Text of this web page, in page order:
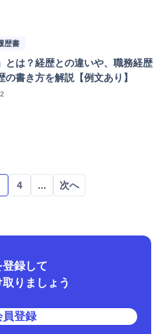
歴書
とは？経歴との違いや、職務経歴
の書き方を解説【例文あり】
4 ... 次へ
登録して
りましょう
員登録